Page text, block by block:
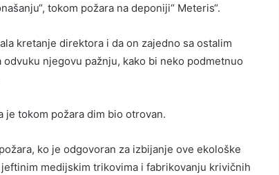
tokom požara na deponiji“ Meteris“.
kretanje direktora i da on zajedno sa ostalim
njegovu pažnju, kako bi neko podmetnuo
je tokom požara dim bio otrovan.
ko je odgovoran za izbijanje ove ekološke
medijskim trikovima i fabrikovanju krivičnih